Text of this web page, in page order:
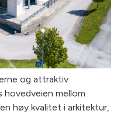
og attraktiv
hovedveien mellom
høy kvalitet i arkitektur,